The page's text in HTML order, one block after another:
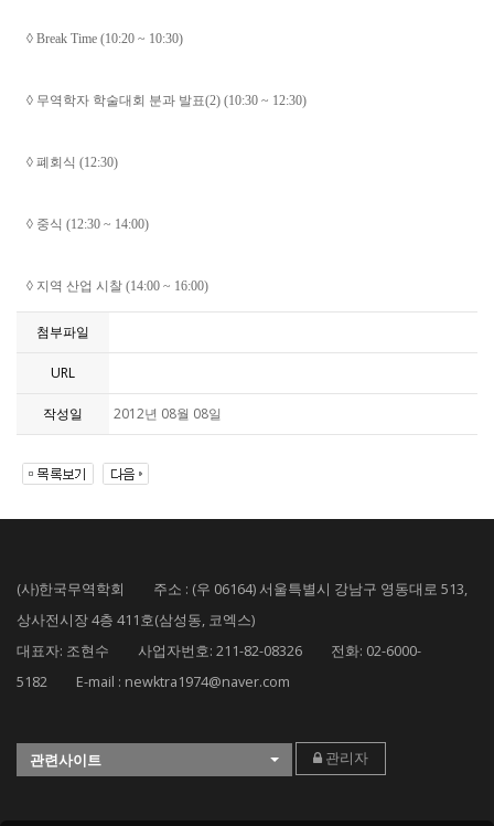
◊ Break Time (10:20 ~ 10:30)
◊ 무역학자 학술대회 분과 발표(2) (10:30 ~ 12:30)
◊ 폐회식 (12:30)
◊ 중식 (12:30 ~ 14:00)
◊ 지역 산업 시찰 (14:00 ~ 16:00)
첨부파일
URL
작성일 2012년 08월 08일
(사)한국무역학회 주소 : (우 06164) 서울특별시 강남구 영동대로 513,
상사전시장 4층 411호(삼성동, 코엑스)
대표자: 조현수 사업자번호: 211-82-08326 전화: 02-6000-
5182 E-mail : newktra1974@naver.com
관련사이트 관리자